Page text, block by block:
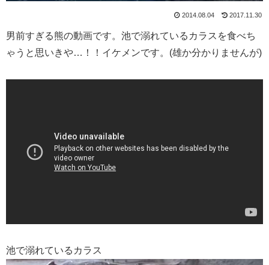
2014.08.04 2017.11.30
男前すぎる熊の動画です。池で溺れているカラスを食べち
ゃうと思いきや…！！イケメンです。(雄か分かりませんが)
池で溺れているカラス